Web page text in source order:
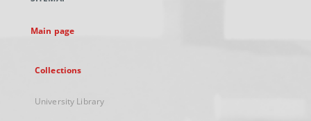
new
Main page
Collections
University Library